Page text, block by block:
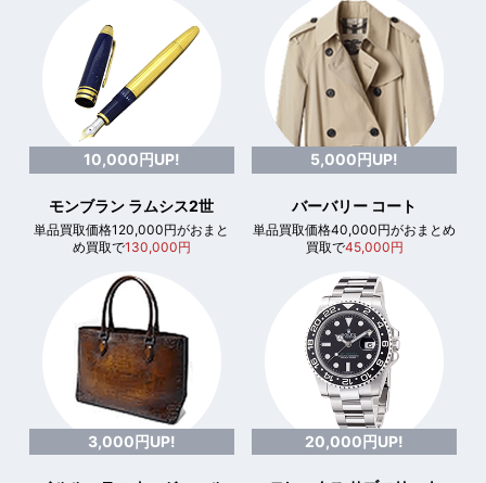
10,000円UP!
モンブラン ラムシス2世
単品買取価格120,000円がおまと
め買取で130,000円
5,000円UP!
バーバリー コート
単品買取価格40,000円がおまとめ
買取で45,000円
3,000円UP! 20,000円UP!